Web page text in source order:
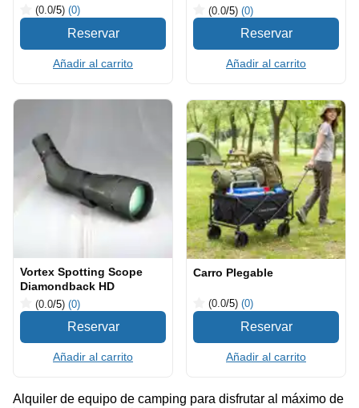
(0.0/5) (0)
Añadir al carrito
(0.0/5) (0)
Añadir al carrito
Vortex Spotting Scope
Diamondback HD
(0.0/5) (0)
Añadir al carrito
Carro Plegable
(0.0/5) (0)
Añadir al carrito
Alquiler de equipo de camping para disfrutar al máximo de